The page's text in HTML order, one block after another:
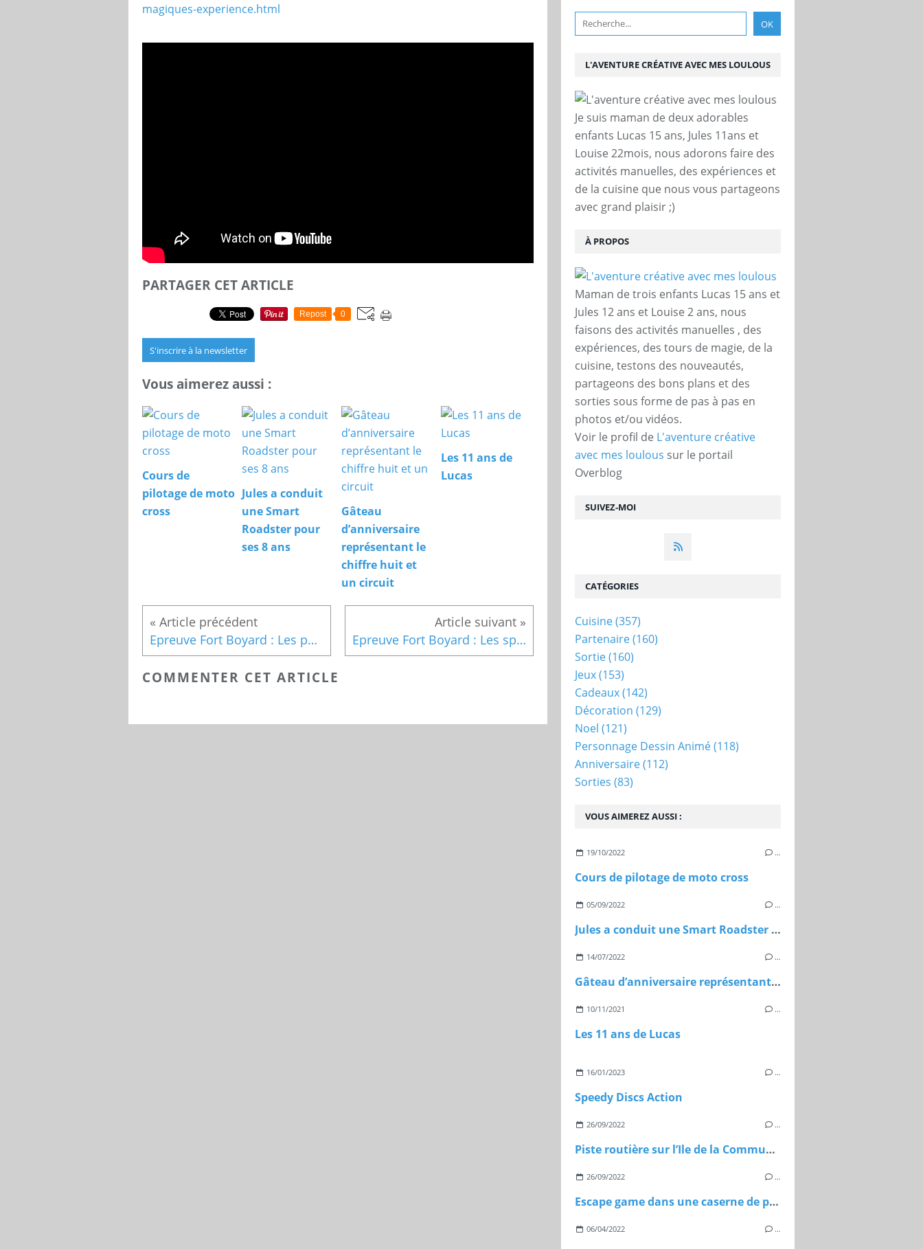
magiques-experience.html
PARTAGER CET ARTICLE
Repost 0
S'inscrire à la newsletter
Vous aimerez aussi :
Cours de
pilotage de moto
cross
Jules a conduit
une Smart
Roadster pour
ses 8 ans
Gâteau
d’anniversaire
représentant le
chiffre huit et
un circuit
Les 11 ans de
Lucas
Epreuve Fort Boyard : Les points à relier Epreuve Fort Boyard : Les sphères extraordinaires
COMMENTER CET ARTICLE
SUIVEZ-MOI
L'AVENTURE CRÉATIVE AVEC MES LOULOUS
Je suis maman de deux adorables
enfants Lucas 15 ans, Jules 11ans et
Louise 22mois, nous adorons faire des
activités manuelles, des expériences et
de la cuisine que nous vous partageons
avec grand plaisir ;)
À PROPOS
Maman de trois enfants Lucas 15 ans et
Jules 12 ans et Louise 2 ans, nous
faisons des activités manuelles , des
expériences, des tours de magie, de la
cuisine, testons des nouveautés,
partageons des bons plans et des
sorties sous forme de pas à pas en
photos et/ou vidéos.
Voir le profil de L'aventure créative
avec mes loulous sur le portail
Overblog
VOUS AIMEREZ AUSSI :
19/10/2022 …
Cours de pilotage de moto cross
05/09/2022 …
Jules a conduit une Smart Roadster pour ses 8 ans
14/07/2022 …
Gâteau d’anniversaire représentant le chiffre huit et un circuit
10/11/2021 …
Les 11 ans de Lucas
16/01/2023 …
Speedy Discs Action
26/09/2022 …
Piste routière sur l’Ile de la Commune à Maisons-Laffitte
26/09/2022 …
Escape game dans une caserne de pompiers
06/04/2022 …
CATÉGORIES
Cuisine(357)
Partenaire(160)
Sortie(160)
Jeux(153)
Cadeaux(142)
Décoration (129)
Noel (121)
Personnage Dessin Animé(118)
Anniversaire(112)
Sorties (83)